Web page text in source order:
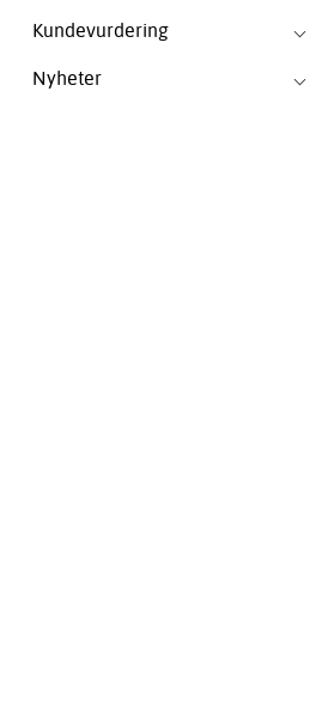
Kundevurdering
Nyheter